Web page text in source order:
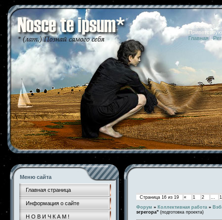
07.08.2026
Главная |
Меню сайта
Главная страница
Информация о сайте
Н О В И Ч К А М !
Страница 16 из 19 « 1 2 …
Форум » Коллективная работа »
эгрегора" (подготовка проекта)